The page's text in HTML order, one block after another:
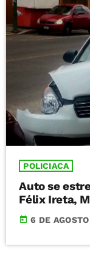
POLICIACA
Auto se
Félix Ireta,
today 6 DE